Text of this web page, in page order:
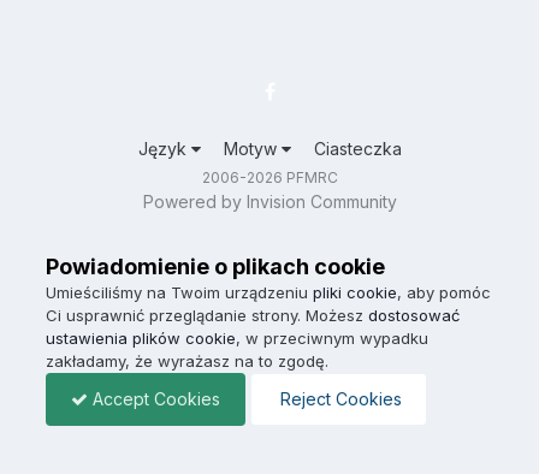
Język Motyw Ciasteczka
2006-2026 PFMRC
Powered by Invision Community
Powiadomienie o plikach cookie
Umieściliśmy na Twoim urządzeniu pliki cookie, aby pomóc
Ci usprawnić przeglądanie strony. Możesz dostosować
ustawienia plików cookie, w przeciwnym wypadku
zakładamy, że wyrażasz na to zgodę.
Accept Cookies Reject Cookies